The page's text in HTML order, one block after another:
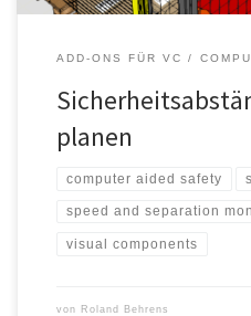
ADD-ONS FÜR VC
planen
computer aided safety
speed and separation
visual components
von Roland Behrens